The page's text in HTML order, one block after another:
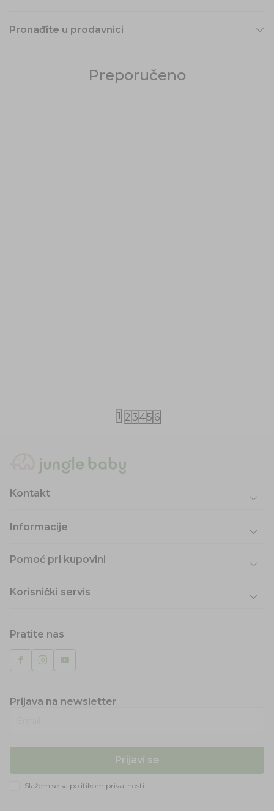
Pronađite u prodavnici
Preporučeno
1 2 345 6
Kontakt
Informacije
Pomoć pri kupovini
Korisnički servis
Pratite nas
Prijava na newsletter
Prijavi se
Slažem se sa politikom privatnosti